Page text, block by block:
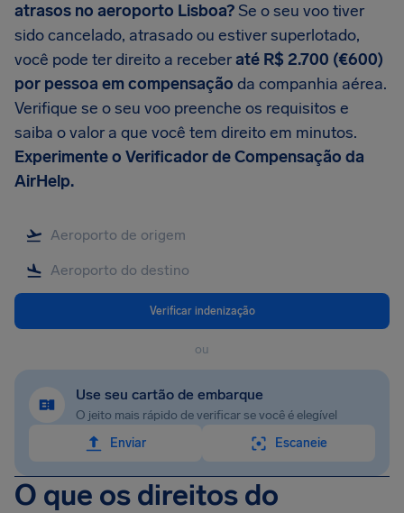
atrasos no aeroporto Lisboa?Se o seu voo tiver
sido cancelado, atrasado ou estiver superlotado,
você pode ter direito a receberaté R$ 2.700 (€600)
por pessoa em compensação da companhia aérea.
Verifique se o seu voo preenche os requisitos e
saiba o valor a que você tem direito em minutos.
Experimente o Verificador de Compensação da
AirHelp.
Verificar indenização
ou
Use seu cartão de embarque
O jeito mais rápido de verificar se você é elegível
Enviar
Escaneie
O que os direitos do